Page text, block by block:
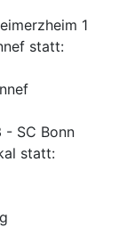
1
statt:
- SC Bonn
statt: